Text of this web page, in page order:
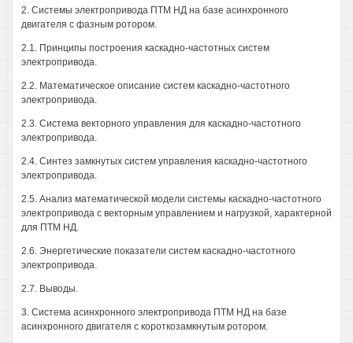
2. Системы электропривода ПТМ НД на базе асинхронного
двигателя с фазным ротором.
2.1. Принципы построения каскадно-частотных систем
электропривода.
2.2. Математическое описание систем каскадно-частотного
электропривода.
2.3. Система векторного управления для каскадно-частотного
электропривода.
2.4. Синтез замкнутых систем управления каскадно-частотного
электропривода.
2.5. Анализ математической модели системы каскадно-частотного
электропривода с векторным управлением и нагрузкой, характерной
для ПТМ НД.
2.6. Энергетические показатели систем каскадно-частотного
электропривода.
2.7. Выводы.
3. Система асинхронного электропривода ПТМ НД на базе
асинхронного двигателя с короткозамкнутым ротором.